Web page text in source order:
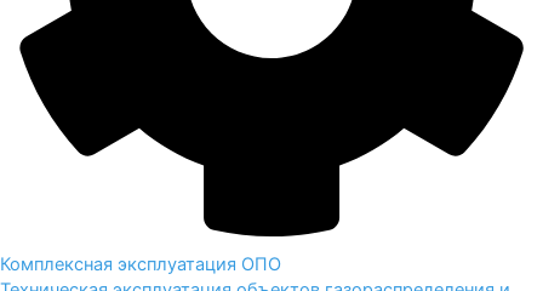
Комплексная эксплуатация ОПО